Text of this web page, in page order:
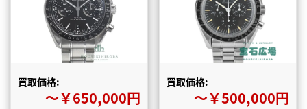
買取価格:
〜￥650,000円
買取価格:
〜￥500,000円